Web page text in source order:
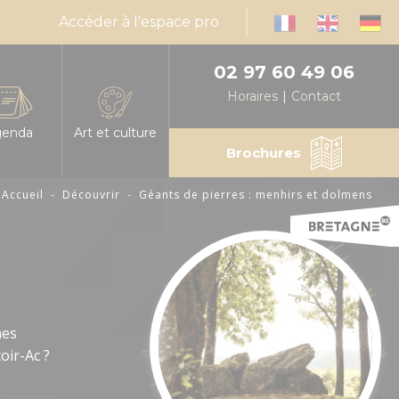
Accéder à l'espace pro
horaires
les manifestations en Centre Morbihan
votre événement en Centre Morbihan
mensuel des animations
Art et culture
Expressions d'artistes
Médiathèques
02 97 60 49 06
Horaires Contact
Brochures
Accueil - Découvrir - Géants de pierres : menhirs et dolmens
Ac ?